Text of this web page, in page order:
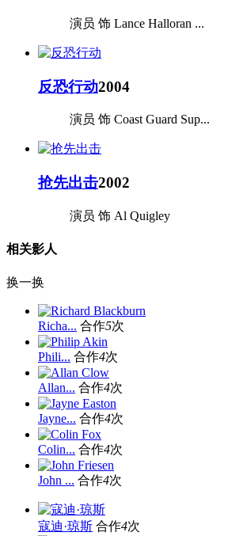
演员 饰 Lance Halloran ...
反恐行动2004
演员 饰 Coast Guard Sup...
抢先出击2002
演员 饰 Al Quigley
相关影人
换一换
Richa... 合作5次
Phili... 合作4次
Allan... 合作4次
Jayne... 合作4次
Colin... 合作4次
John ... 合作4次
寇迪·琼斯 合作4次